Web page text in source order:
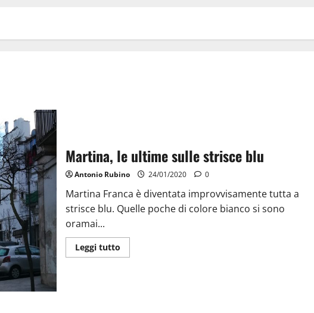
Martina, le ultime sulle strisce blu
Antonio Rubino 24/01/2020 0
Martina Franca è diventata improvvisamente tutta a
strisce blu. Quelle poche di colore bianco si sono
oramai...
Leggi tutto